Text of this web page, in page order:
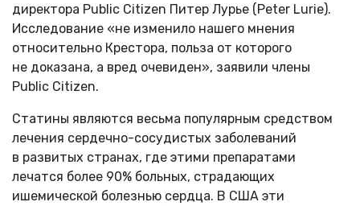
директора Public Citizen Питер Лурье (Peter Lurie).
Исследование «не изменило нашего мнения
относительно Крестора, польза от которого
не доказана, а вред очевиден», заявили члены
Public Citizen.
Статины являются весьма популярным средством
лечения сердечно-сосудистых заболеваний
в развитых странах, где этими препаратами
лечатся более 90% больных, страдающих
ишемической болезнью сердца. В США эти